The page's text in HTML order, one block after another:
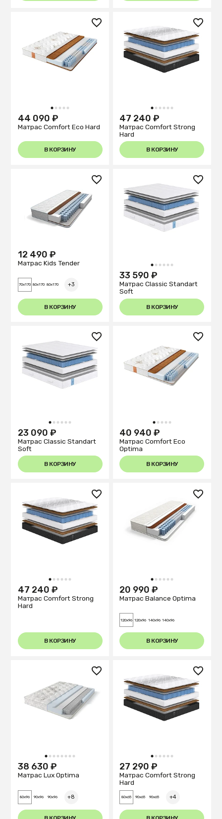
1 2 3 4 5
44 090 ₽
Матрас Comfort Eco Hard
В КОРЗИНУ
1 2 3 4 5 6
47 240 ₽
Матрас Comfort Strong
Hard
В КОРЗИНУ
12 490 ₽
Матрас Kids Tender
70x170 80x170 80x170 +3
В КОРЗИНУ
1 2 3 4 5 6
33 590 ₽
Матрас Classic Standart
Soft
В КОРЗИНУ
1 2 3 4 5 6
23 090 ₽
Матрас Classic Standart
Soft
В КОРЗИНУ
1 2 3 4 5
40 940 ₽
Матрас Comfort Eco
Optima
В КОРЗИНУ
1 2 3 4 5 6
47 240 ₽
Матрас Comfort Strong
Hard
В КОРЗИНУ
1 2 3 4 5 6
20 990 ₽
Матрас Balance Optima
120x96 120x96 140x96 140x96
В КОРЗИНУ
1 2 3 4 5 6 7 8
38 630 ₽
Матрас Lux Optima
80x96 90x96 90x96 +8
1 2 3 4 5 6
27 290 ₽
Матрас Comfort Strong
Hard
80x65 90x65 90x65 +4